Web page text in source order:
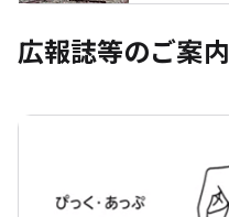
広報誌等のご案内